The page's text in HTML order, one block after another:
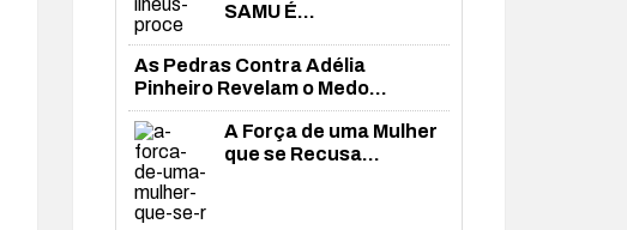
SAMU É...
As Pedras Contra Adélia
Pinheiro Revelam o Medo...
A Força de uma Mulher
que se Recusa...